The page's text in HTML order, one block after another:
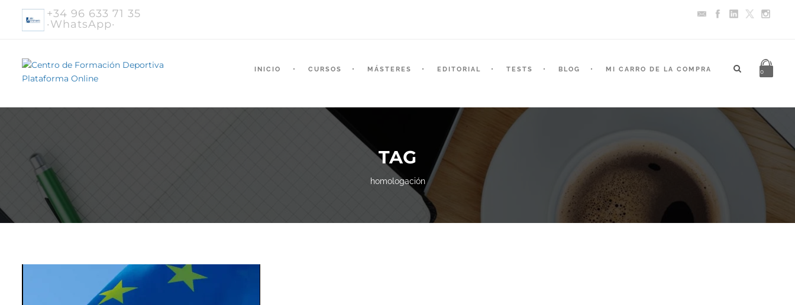
+34 96 633 71 35
·WhatsApp·
INICIO CURSOS MÁSTERES EDITORIAL TESTS BLOG MI CARRO DE LA COMPRA 0
TAG
homologación